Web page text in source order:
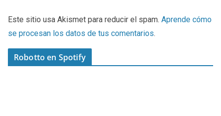
Este sitio usa Akismet para reducir el spam. Aprende cómo
se procesan los datos de tus comentarios.
Robotto en Spotify